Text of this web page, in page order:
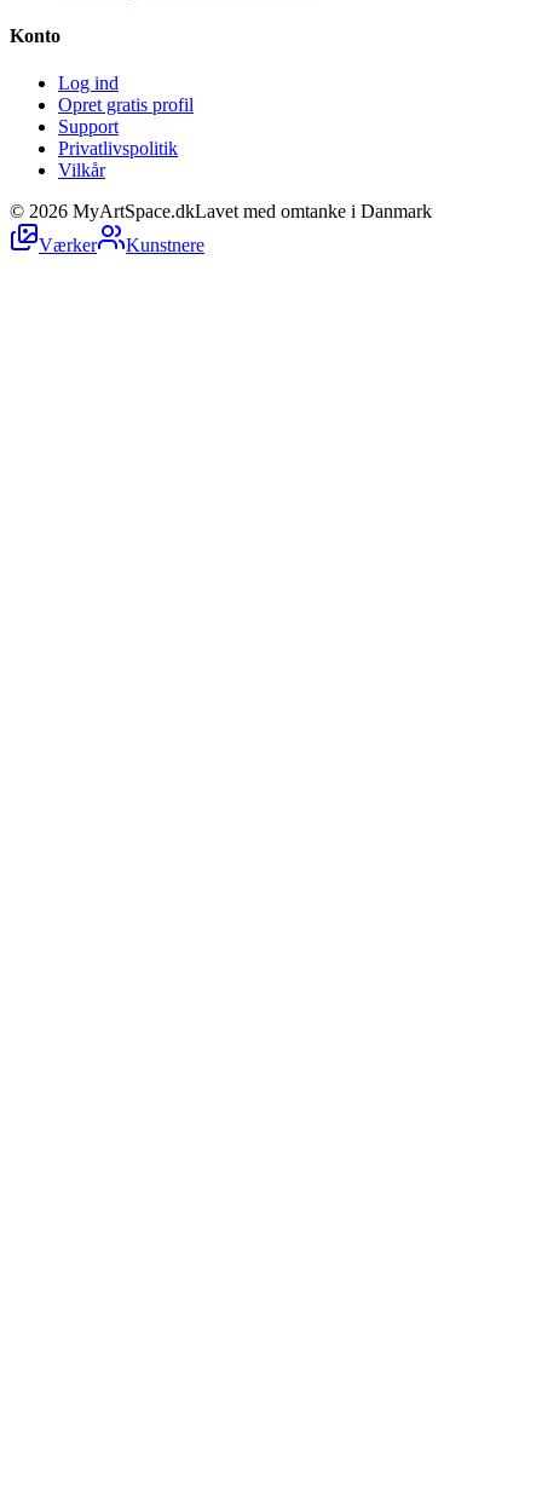
Konto
Log ind
Opret gratis profil
Support
Privatlivspolitik
Vilkår
© 2026 MyArtSpace.dkLavet med omtanke i Danmark
Værker
Kunstnere